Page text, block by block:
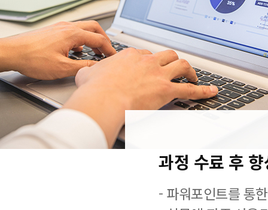
과정 수료 후
- 파워포인트를 통